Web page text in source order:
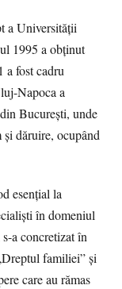
a Universității
1995 a obținut
fost cadru
Napoca a
București, unde
și dăruire, ocupând
esențial la
în domeniul
a concretizat în
familiei” și
care au rămas